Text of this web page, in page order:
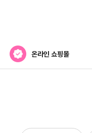
온라인 쇼핑몰
전국캠퍼스 찾기